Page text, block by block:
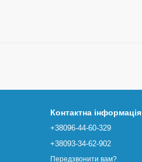
Контактна інформація
+38096-44-60-329
+38093-34-62-902
Передзвонити вам?